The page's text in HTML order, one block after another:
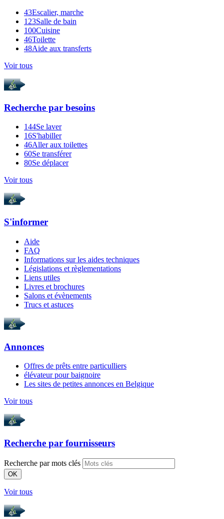
43Escalier, marche
123Salle de bain
100Cuisine
46Toilette
48Aide aux transferts
Voir tous
Recherche par besoins
144Se laver
16S'habiller
46Aller aux toilettes
60Se transférer
80Se déplacer
Voir tous
S'informer
Aide
FAQ
Informations sur les aides techniques
Législations et règlementations
Liens utiles
Livres et brochures
Salons et évènements
Trucs et astuces
Annonces
Offres de prêts entre particulliers
élévateur pour baignoire
Les sites de petites annonces en Belgique
Voir tous
Recherche par fournisseurs
Recherche par mots clés
OK
Voir tous